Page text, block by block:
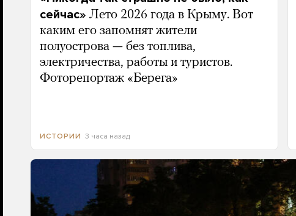
сейчас» Лето 2026 года в Крыму. Вот
каким его запомнят жители
полуострова — без топлива,
электричества, работы и туристов.
Фоторепортаж «Берега»
ИСТОРИИ 3 часа назад